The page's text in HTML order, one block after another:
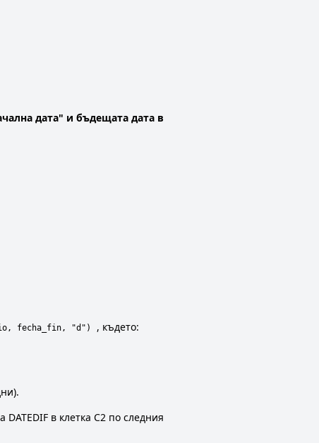
дата" и бъдещата дата в
fecha_fin, "d")
, където:
в клетка C2 по следния